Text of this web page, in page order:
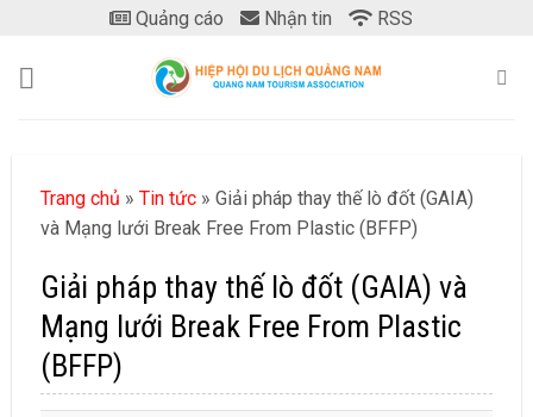
content
Quảng cáo Nhận tin RSS
Trang chủ » Tin tức» Giải pháp thay thế lò đốt (GAIA)
và Mạng lưới Break Free From Plastic (BFFP)
Giải pháp thay thế lò đốt (GAIA) và
Mạng lưới Break Free From Plastic
(BFFP)